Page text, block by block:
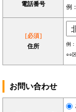
電話番号
例
［必須］
住所
例
○○
お問い合わせ